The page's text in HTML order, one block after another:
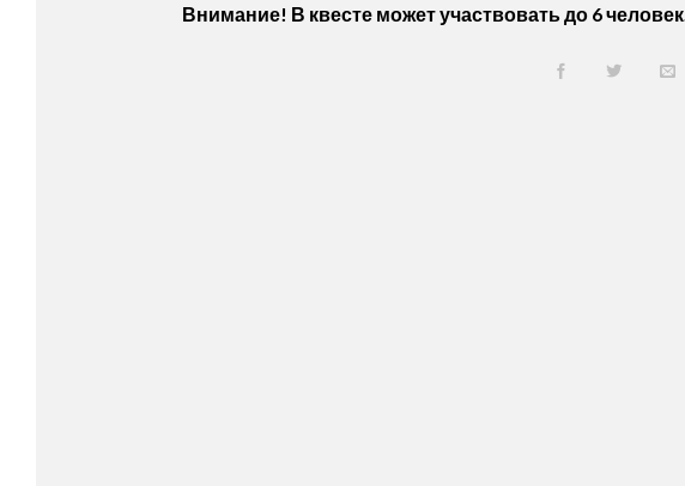
Внимание! В квесте может участвовать до 6 человек.